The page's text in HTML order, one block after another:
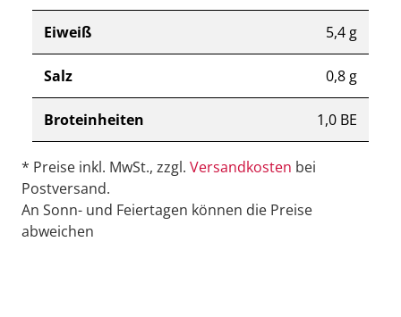
Eiweiß 5,4 g
Salz 0,8 g
Broteinheiten 1,0 BE
* Preise inkl. MwSt., zzgl. Versandkosten bei
Postversand.
An Sonn- und Feiertagen können die Preise
abweichen